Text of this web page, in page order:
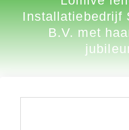
Installatiebedrijf
B.V. met